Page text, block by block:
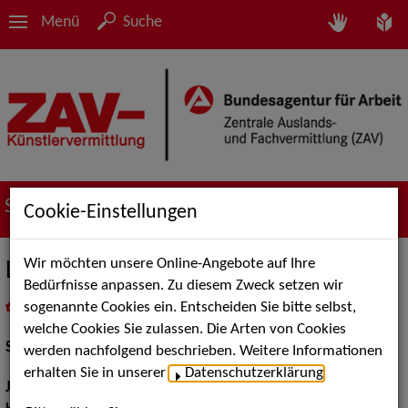
Menü Suche
Suche nach Künstler*innen
Larissa Grosenick
als PDF speichern
inMeine Merklistelegen
Schauspiel:Bühne, Film und TV
Jahrgang:
Cookie-Einstellungen
Wir möchten unsere Online-Angebote auf Ihre
Bedürfnisse anpassen. Zu diesem Zweck setzen wir
sogenannte Cookies ein. Entscheiden Sie bitte selbst,
welche Cookies Sie zulassen. Die Arten von Cookies
werden nachfolgend beschrieben. Weitere Informationen
erhalten Sie in unserer
Datenschutzerklärung